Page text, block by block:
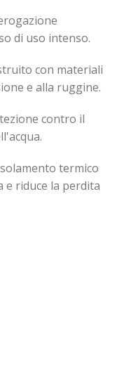
di uso intenso.
con materiali
e alla ruggine.
contro il
termico
e riduce la perdita